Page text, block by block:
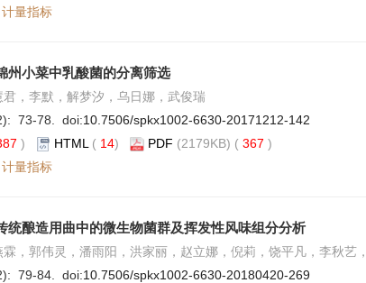
计量指标
州小菜中乳酸菌的分离筛选
，李默，解梦汐，乌日娜，武俊瑞
73-78. doi:10.7506/spkx1002-6630-20171212-142
) HTML ( 14) PDF (2179KB) ( 367 )
计量指标
统酿造用曲中的微生物菌群及挥发性风味组分分析
霖，郭伟灵，潘雨阳，洪家丽，赵立娜，倪莉，饶平凡，李秋艺
79-84. doi:10.7506/spkx1002-6630-20180420-269